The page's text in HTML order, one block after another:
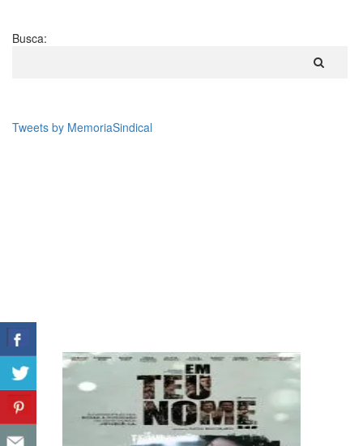
Busca:
Tweets by MemoriaSindical